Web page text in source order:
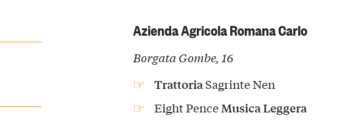
Azienda Agricola Romana Carlo
Borgata Gombe, 16
TrattoriaSagrinte Nen
Eight PenceMusica Leggera